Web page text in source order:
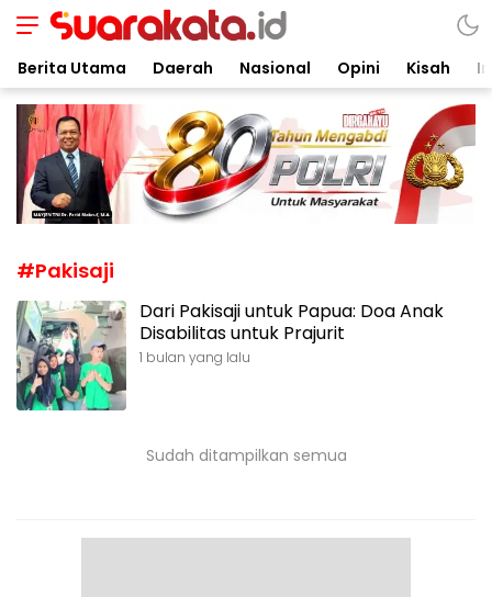
Suarakata.id
Kata Bicara Suara Bergerak
Berita Utama Daerah Nasional Opini Kisah
#Pakisaji
Dari Pakisaji untuk Papua: Doa Anak
Disabilitas untuk Prajurit
1 bulan yang lalu
Sudah ditampilkan semua